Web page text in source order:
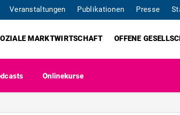
Veranstaltungen Publikationen Presse
MARKTWIRTSCHAFT OFFENE
Onlinekurse